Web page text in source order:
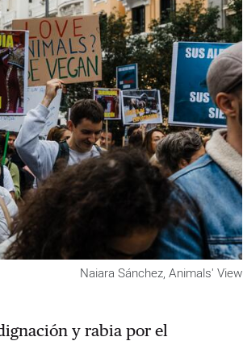
Naiara Sánchez, Animals' View
y rabia por el